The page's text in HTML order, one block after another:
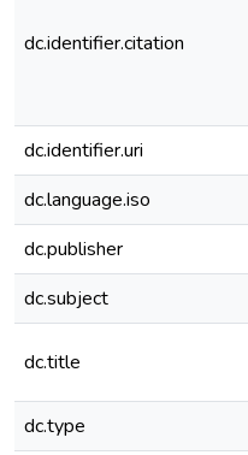
dc.identifier.citation
dc.identifier.uri
dc.language.iso
dc.publisher
dc.subject
dc.title
dc.type